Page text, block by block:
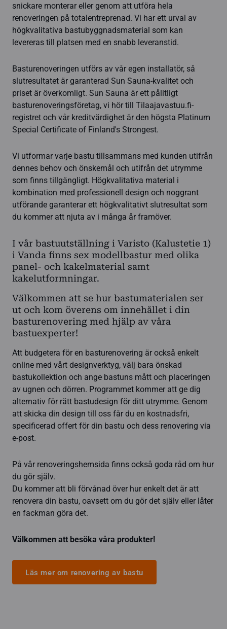
snickare monterar eller genom att utföra hela
renoveringen på totalentreprenad. Vi har ett urval av
högkvalitativa bastubyggnadsmaterial som kan
levereras till platsen med en snabb leveranstid.
Basturenoveringen utförs av vår egen installatör, så
slutresultatet är garanterad Sun Sauna-kvalitet och
priset är överkomligt. Sun Sauna är ett pålitligt
basturenoveringsföretag, vi hör till Tilaajavastuu.fi-
registret och vår kreditvärdighet är den högsta Platinum
Special Certificate of Finland's Strongest.
Vi utformar varje bastu tillsammans med kunden utifrån
dennes behov och önskemål och utifrån det utrymme
som finns tillgängligt. Högkvalitativa material i
kombination med professionell design och noggrant
utförande garanterar ett högkvalitativt slutresultat som
du kommer att njuta av i många år framöver.
I vår bastuutställning i Varisto (Kalustetie 1)
i Vanda finns sex modellbastur med olika
panel- och kakelmaterial samt
kakelutformningar.
Välkommen att se hur bastumaterialen ser
ut och kom överens om innehållet i din
basturenovering med hjälp av våra
bastuexperter!
Att budgetera för en basturenovering är också enkelt
online med vårt designverktyg, välj bara önskad
bastukollektion och ange bastuns mått och placeringen
av ugnen och dörren. Programmet kommer att ge dig
alternativ för rätt bastudesign för ditt utrymme. Genom
att skicka din design till oss får du en kostnadsfri,
specificerad offert för din bastu och dess renovering via
e-post.
På vår renoveringshemsida finns också goda råd om hur
du gör själv.
Du kommer att bli förvånad över hur enkelt det är att
renovera din bastu, oavsett om du gör det själv eller låter
en fackman göra det.
Välkommen att besöka våra produkter!
Läs mer om renovering av bastu